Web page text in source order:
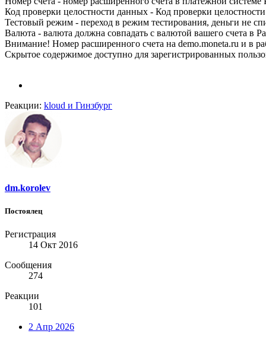
Код проверки целостности данных - Код проверки
Тестовый режим - переход в режим тестирования, деньги не
Валюта - валюта должна совпадать с валютой вашего счета в
Внимание! Номер расширенного счета на demo.moneta.ru и в
Скрытое содержимое доступно для зарегистрированных
Реакции: kloud и Гинзбург
dm.korolev
Постоялец
Регистрация
14 Окт 2016
Сообщения
274
Реакции
101
2 Апр 2026